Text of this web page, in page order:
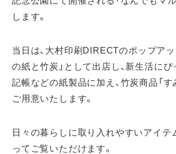
します。
当日は、大村印刷DIRECTのポップアッ
の紙と竹炭」として出店し、新生活に
記帳などの紙製品に加え、竹炭商品「す
ご用意いたします。
日々の暮らしに取り入れやすいアイテ
ってご覧いただけます。